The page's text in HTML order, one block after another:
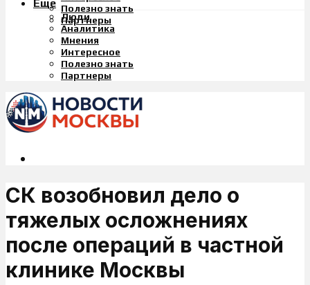
Полезно знать
Партнеры
Еще
Люди
Аналитика
Мнения
Интересное
Полезно знать
Партнеры
СК возобновил дело о
тяжелых осложнениях
после операций в частной
клинике Москвы